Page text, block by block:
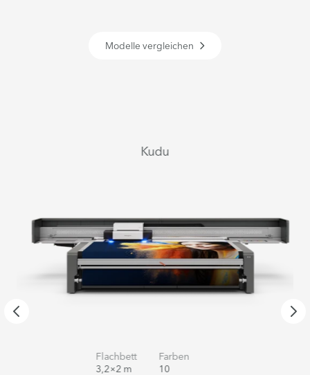
Modelle vergleichen
Kudu
Flachbett
3,2×2 m
Farben
10